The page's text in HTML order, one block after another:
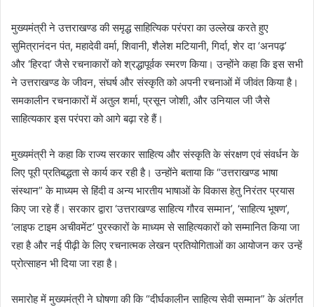
मुख्यमंत्री ने उत्तराखण्ड की समृद्ध साहित्यिक परंपरा का उल्लेख करते हुए
सुमित्रानंदन पंत, महादेवी वर्मा, शिवानी, शैलेश मटियानी, गिर्दा, शेर दा ‘अनपढ़’
और ‘हिरदा’ जैसे रचनाकारों को श्रद्धापूर्वक स्मरण किया। उन्होंने कहा कि इस सभी
ने उत्तराखण्ड के जीवन, संघर्ष और संस्कृति को अपनी रचनाओं में जीवंत किया है।
समकालीन रचनाकारों में अतुल शर्मा, प्रसून जोशी, और उनियाल जी जैसे
साहित्यकार इस परंपरा को आगे बढ़ा रहे हैं।
मुख्यमंत्री ने कहा कि राज्य सरकार साहित्य और संस्कृति के संरक्षण एवं संवर्धन के
लिए पूरी प्रतिबद्धता से कार्य कर रही है। उन्होंने बताया कि “उत्तराखण्ड भाषा
संस्थान” के माध्यम से हिंदी व अन्य भारतीय भाषाओं के विकास हेतु निरंतर प्रयास
किए जा रहे हैं। सरकार द्वारा ‘उत्तराखण्ड साहित्य गौरव सम्मान’, ‘साहित्य भूषण’,
‘लाइफ टाइम अचीवमेंट’ पुरस्कारों के माध्यम से साहित्यकारों को सम्मानित किया जा
रहा है और नई पीढ़ी के लिए रचनात्मक लेखन प्रतियोगिताओं का आयोजन कर उन्हें
प्रोत्साहन भी दिया जा रहा है।
समारोह में मुख्यमंत्री ने घोषणा की कि “दीर्घकालीन साहित्य सेवी सम्मान” के अंतर्गत